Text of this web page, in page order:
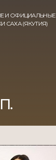
И ОФИЦИАЛЬНЫЕ
САХА (ЯКУТИЯ)